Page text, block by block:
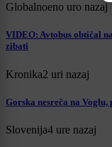
Globalnoeno uro nazaj
VIDEO: Avtobus obtičal
zibati
Kronika2 uri nazaj
Gorska nesreča na
Slovenija4 ure nazaj